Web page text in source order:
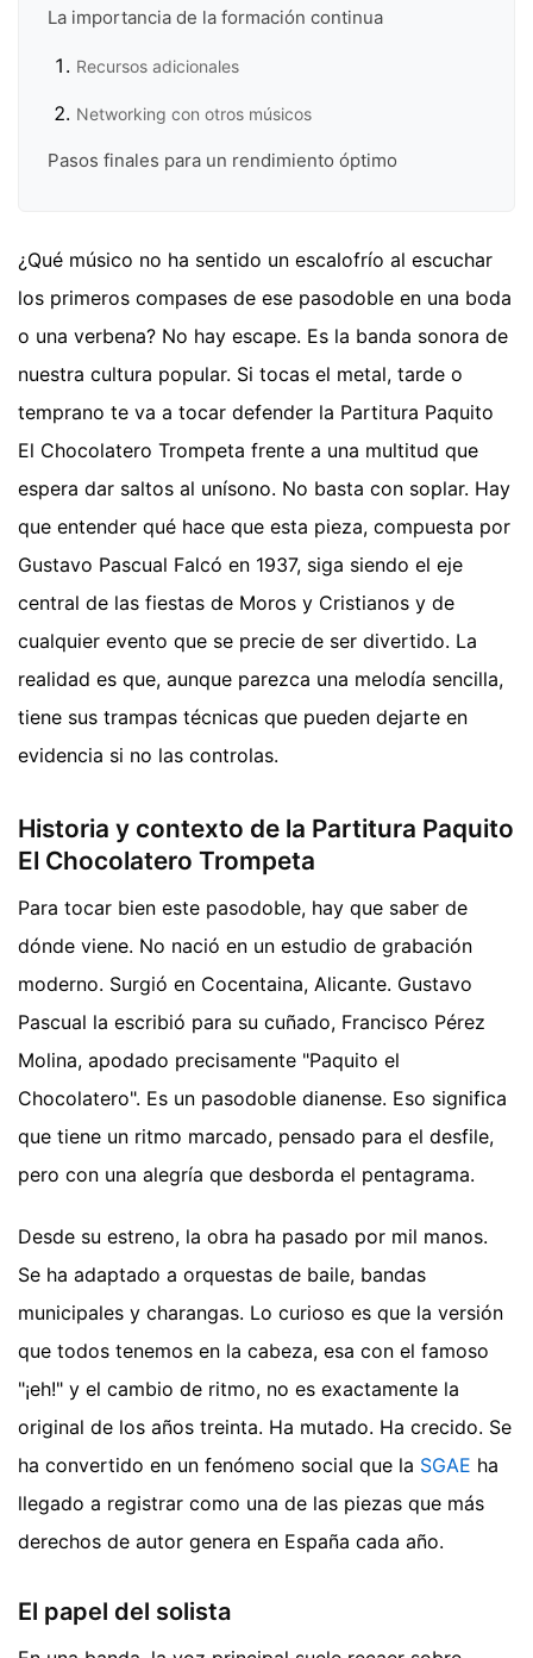
La importancia de la formación continua
Recursos adicionales
Networking con otros músicos
Pasos finales para un rendimiento óptimo
¿Qué músico no ha sentido un escalofrío al escuchar
los primeros compases de ese pasodoble en una boda
o una verbena? No hay escape. Es la banda sonora de
nuestra cultura popular. Si tocas el metal, tarde o
temprano te va a tocar defender la Partitura Paquito
El Chocolatero Trompeta frente a una multitud que
espera dar saltos al unísono. No basta con soplar. Hay
que entender qué hace que esta pieza, compuesta por
Gustavo Pascual Falcó en 1937, siga siendo el eje
central de las fiestas de Moros y Cristianos y de
cualquier evento que se precie de ser divertido. La
realidad es que, aunque parezca una melodía sencilla,
tiene sus trampas técnicas que pueden dejarte en
evidencia si no las controlas.
Historia y contexto de la Partitura Paquito
El Chocolatero Trompeta
Para tocar bien este pasodoble, hay que saber de
dónde viene. No nació en un estudio de grabación
moderno. Surgió en Cocentaina, Alicante. Gustavo
Pascual la escribió para su cuñado, Francisco Pérez
Molina, apodado precisamente "Paquito el
Chocolatero". Es un pasodoble dianense. Eso significa
que tiene un ritmo marcado, pensado para el desfile,
pero con una alegría que desborda el pentagrama.
Desde su estreno, la obra ha pasado por mil manos.
Se ha adaptado a orquestas de baile, bandas
municipales y charangas. Lo curioso es que la versión
que todos tenemos en la cabeza, esa con el famoso
"¡eh!" y el cambio de ritmo, no es exactamente la
original de los años treinta. Ha mutado. Ha crecido. Se
ha convertido en un fenómeno social que la SGAE ha
llegado a registrar como una de las piezas que más
derechos de autor genera en España cada año.
El papel del solista